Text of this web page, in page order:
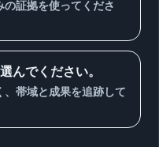
証拠を使ってくださ
んでください。
帯域と成果を追跡して